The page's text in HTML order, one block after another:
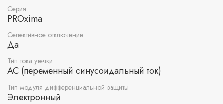
Серия
PROxima
Селективное отключение
Да
Тип тока утечки
AC (переменный синусоидальный ток)
Тип модуля дифференциальной защиты
Электронный